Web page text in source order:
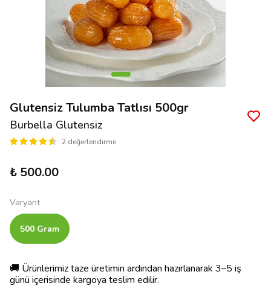
Glutensiz Tulumba Tatlısı 500gr
Burbella Glutensiz
2 değerlendirme
₺ 500.00
Varyant
500 Gram
🚚 Ürünlerimiz taze üretimin ardından hazırlanarak 3–5 iş
günü içerisinde kargoya teslim edilir.